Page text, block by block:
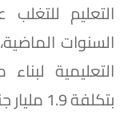
التعليم
السنوات
بتكلفة 1.9 مليار جنيه